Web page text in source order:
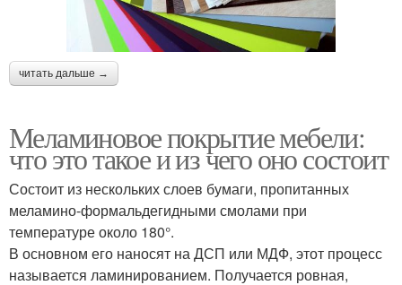
читать дальше →
Меламиновое покрытие мебели:
что это такое и из чего оно состоит
Состоит из нескольких слоев бумаги, пропитанных
меламино-формальдегидными смолами при
температуре около 180°.
В основном его наносят на ДСП или МДФ, этот процесс
называется ламинированием. Получается ровная,